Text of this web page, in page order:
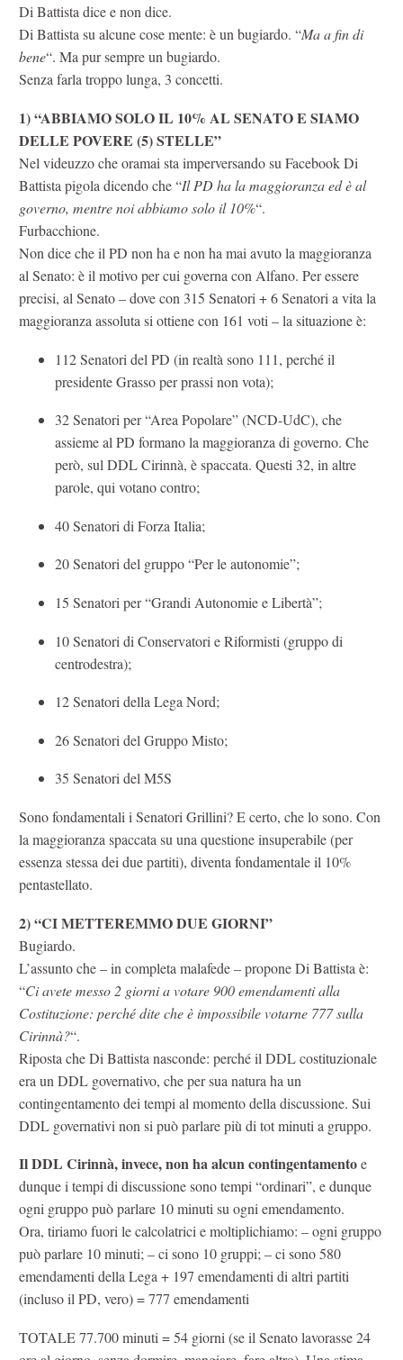
Di Battista dice e non dice.
Di Battista su alcune cose mente: è un bugiardo. “Ma a fin di
bene“. Ma pur sempre un bugiardo.
Senza farla troppo lunga, 3 concetti.
1) “ABBIAMO SOLO IL 10% AL SENATO E SIAMO
DELLE POVERE (5) STELLE”
Nel videuzzo che oramai sta imperversando su Facebook Di
Battista pigola dicendo che “Il PD ha la maggioranza ed è al
governo, mentre noi abbiamo solo il 10%“.
Furbacchione.
Non dice che il PD non ha e non ha mai avuto la maggioranza
al Senato: è il motivo per cui governa con Alfano. Per essere
precisi, al Senato – dove con 315 Senatori + 6 Senatori a vita la
maggioranza assoluta si ottiene con 161 voti – la situazione è:
112 Senatori del PD (in realtà sono 111, perché il
presidente Grasso per prassi non vota);
32 Senatori per “Area Popolare” (NCD-UdC), che
assieme al PD formano la maggioranza di governo. Che
però, sul DDL Cirinnà, è spaccata. Questi 32, in altre
parole, qui votano contro;
40 Senatori di Forza Italia;
20 Senatori del gruppo “Per le autonomie”;
15 Senatori per “Grandi Autonomie e Libertà”;
10 Senatori di Conservatori e Riformisti (gruppo di
centrodestra);
12 Senatori della Lega Nord;
26 Senatori del Gruppo Misto;
35 Senatori del M5S
Sono fondamentali i Senatori Grillini? E certo, che lo sono. Con
la maggioranza spaccata su una questione insuperabile (per
essenza stessa dei due partiti), diventa fondamentale il 10%
pentastellato.
2) “CI METTEREMMO DUE GIORNI”
Bugiardo.
L’assunto che – in completa malafede – propone Di Battista è:
“Ci avete messo 2 giorni a votare 900 emendamenti alla
Costituzione: perché dite che è impossibile votarne 777 sulla
Cirinnà?“.
Riposta che Di Battista nasconde: perché il DDL costituzionale
era un DDL governativo, che per sua natura ha un
contingentamento dei tempi al momento della discussione. Sui
DDL governativi non si può parlare più di tot minuti a gruppo.
Il DDL Cirinnà, invece, non ha alcun contingentamentoe
dunque i tempi di discussione sono tempi “ordinari”, e dunque
ogni gruppo può parlare 10 minuti su ogni emendamento.
Ora, tiriamo fuori le calcolatrici e moltiplichiamo: – ogni gruppo
può parlare 10 minuti; – ci sono 10 gruppi; – ci sono 580
emendamenti della Lega + 197 emendamenti di altri partiti
(incluso il PD, vero) = 777 emendamenti
TOTALE 77.700 minuti = 54 giorni (se il Senato lavorasse 24